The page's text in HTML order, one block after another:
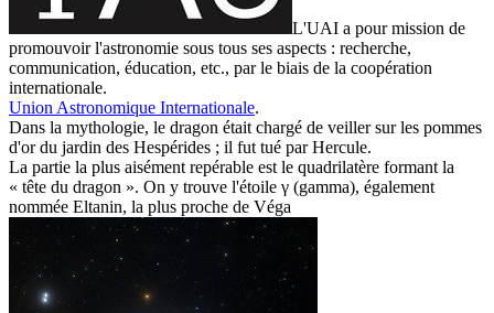
L'UAI a pour mission de
promouvoir l'astronomie sous tous ses aspects : recherche,
communication, éducation, etc., par le biais de la coopération
internationale.
Union Astronomique Internationale.
Dans la mythologie, le dragon était chargé de veiller sur les pommes
d'or du jardin des Hespérides ; il fut tué par Hercule.
La partie la plus aisément repérable est le quadrilatère formant la
« tête du dragon ». On y trouve l'étoile γ (gamma), également
nommée Eltanin, la plus proche de Véga